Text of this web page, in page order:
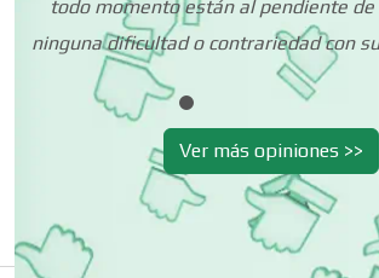
Cibercafés
Clínicas de Belleza
Clínicas de Rehabilitación
todo momento están al pendiente
ninguna dificultad o contrariedad con
Ver más opiniones >>